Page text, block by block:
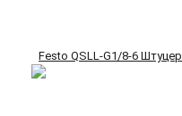
Festo QSLL-G1/8-6 Штуцер